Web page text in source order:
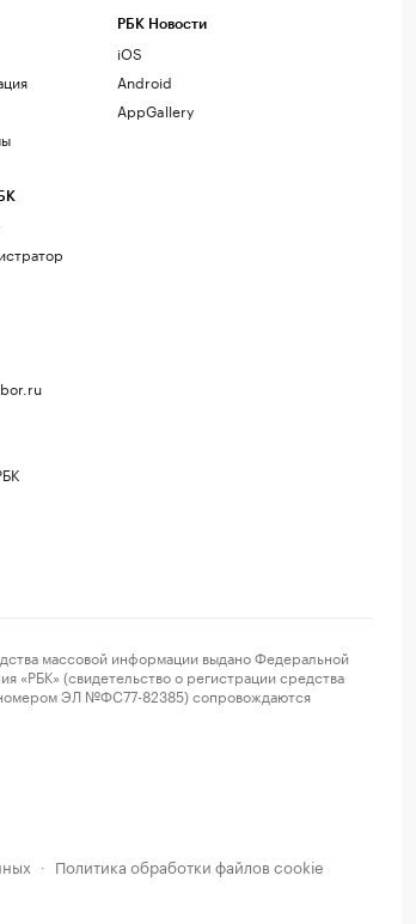
РБК Новости
iOS
Android
AppGallery
массовой информации выдано Федеральной
(свидетельство о регистрации средства
номером ЭЛ №ФС77-82385) сопровождаются
· Политика обработки файлов cookie